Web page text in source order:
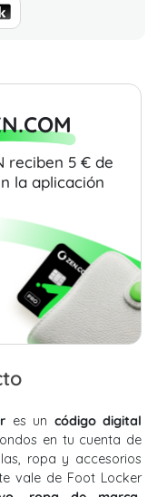
reciben 5 € de
la aplicación
es un código digital
en tu cuenta de
ropa y accesorios
vale de Foot Locker